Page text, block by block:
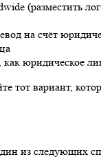
(разместить
на счёт
как юридическое
тот вариант,
из следующих